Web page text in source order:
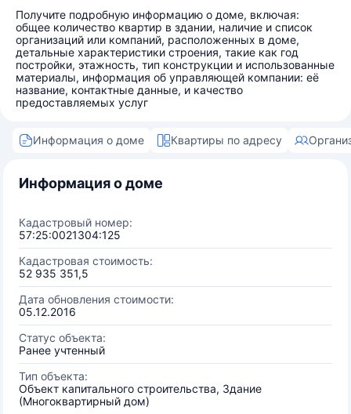
Получите подробную информацию о доме, включая:
общее количество квартир в здании, наличие и список
организаций или компаний, расположенных в доме,
детальные характеристики строения, такие как год
постройки, этажность, тип конструкции и использованные
материалы, информация об управляющей компании: её
название, контактные данные, и качество
предоставляемых услуг
Информация о доме Квартиры по адресу
Информация о доме
Кадастровый номер:
57:25:0021304:125
Кадастровая стоимость:
52 935 351,5
Дата обновления стоимости:
05.12.2016
Статус объекта:
Ранее учтенный
Тип объекта:
Объект капитального строительства, Здание
(Многоквартирный дом)